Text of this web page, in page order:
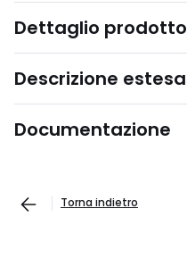
Dettaglio prodotto
Descrizione estesa
Documentazione
Torna indietro